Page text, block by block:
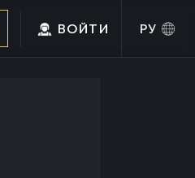
ВОЙТИ РУ